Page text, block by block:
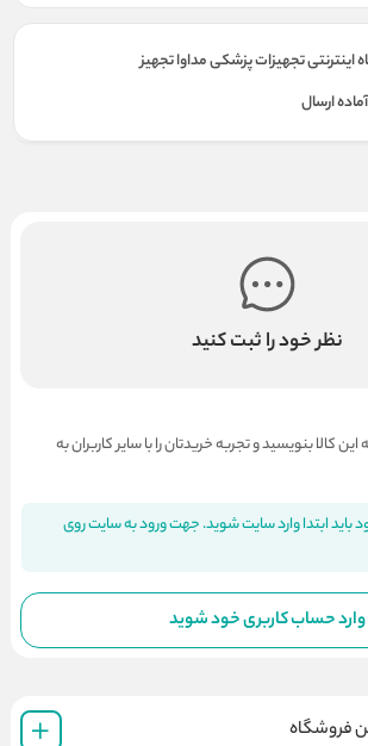
اینترنتی تجهیزات پزشکی مداوا تجهیز
آماده ارسال
نظر خود را ثبت کنید
کالا بنویسید و تجربه خریدتان را با سایر کاربران به
باید ابتدا وارد سایت شوید. جهت ورود به سایت روی
وارد حساب کاربری خود شوید
فروشگاه